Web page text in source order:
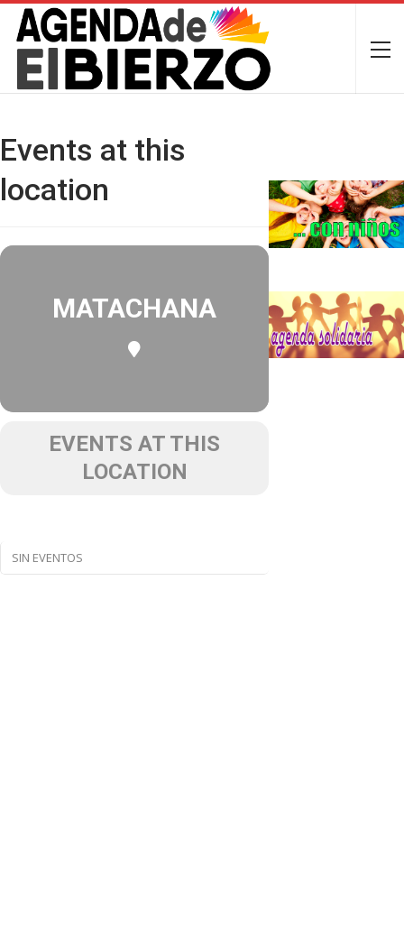
Events at this
location
MATACHANA
EVENTS AT THIS
LOCATION
SIN EVENTOS